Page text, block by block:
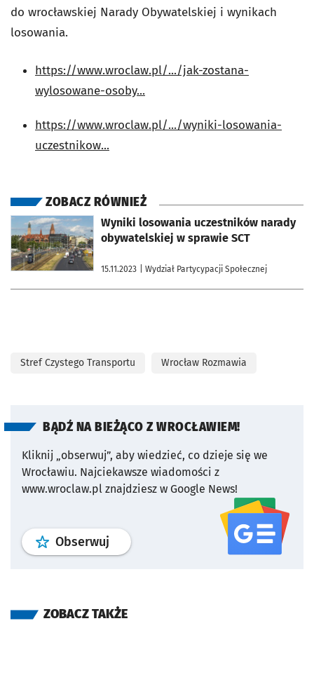
do wrocławskiej Narady Obywatelskiej i wynikach
losowania.
https://www.wroclaw.pl/.../jak-zostana-
wylosowane-osoby...
https://www.wroclaw.pl/.../wyniki-losowania-
uczestnikow...
ZOBACZ RÓWNIEŻ
Wyniki losowania uczestników narady
obywatelskiej w sprawie SCT
15.11.2023 | Wydział Partycypacji Społecznej
otworzy się w nowej karcie
Stref Czystego Transportu Wrocław Rozmawia
BĄDŹ NA BIEŻĄCO Z WROCŁAWIEM!
Kliknij „obserwuj”, aby wiedzieć, co dzieje się we
Wrocławiu. Najciekawsze wiadomości z
www.wroclaw.pl znajdziesz w Google News!
Obserwuj profil serwisu
ZOBACZ TAKŻE